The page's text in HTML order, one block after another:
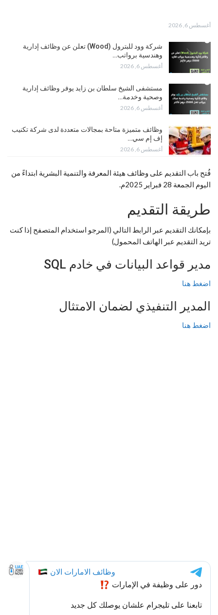
أغسطس 6, 2026
شركة وود للبترول (Wood) تعلن عن وظائف إدارية
وهندسية برواتب…
أغسطس 6, 2026
مستشفى الشيخ سلطان بن زايد يوفر وظائف إدارية
وصحية وخدمة…
أغسطس 6, 2026
وظائف متميزة متاحة بمجالات متعددة لدى شركة تكنيب
إف إم سي…
أغسطس 6, 2026
فُتح باب التقديم على وظائف هيئة المعرفة والتنمية البشرية ابتداءً من
اليوم الجمعة 28 فبراير 2025م.
طريقة التقديم
بإمكانك التقديم عبر الرابط التالي (المرجو استخدام المتصفح إذا كنت
تريد التقديم عبر الهاتف المحمول)
مدير قواعد البيانات في خادم SQL
اضغط هنا
المدير التنفيذي لضمان الامتثال
اضغط هنا